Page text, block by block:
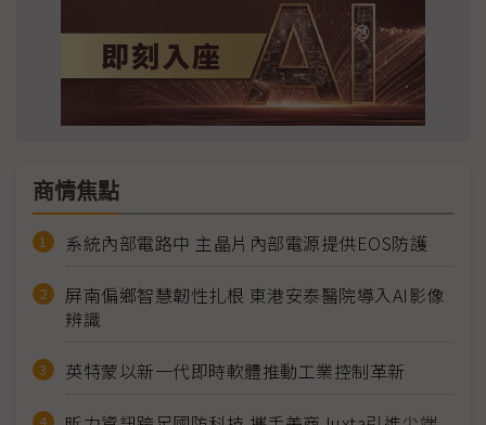
商情焦點
系統內部電路中 主晶片內部電源提供EOS防護
屏南偏鄉智慧韌性扎根 東港安泰醫院導入AI影像
辨識
英特蒙以新一代即時軟體推動工業控制革新